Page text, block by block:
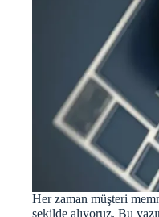
Her zaman müşteri
şekilde alıyoruz. Bu